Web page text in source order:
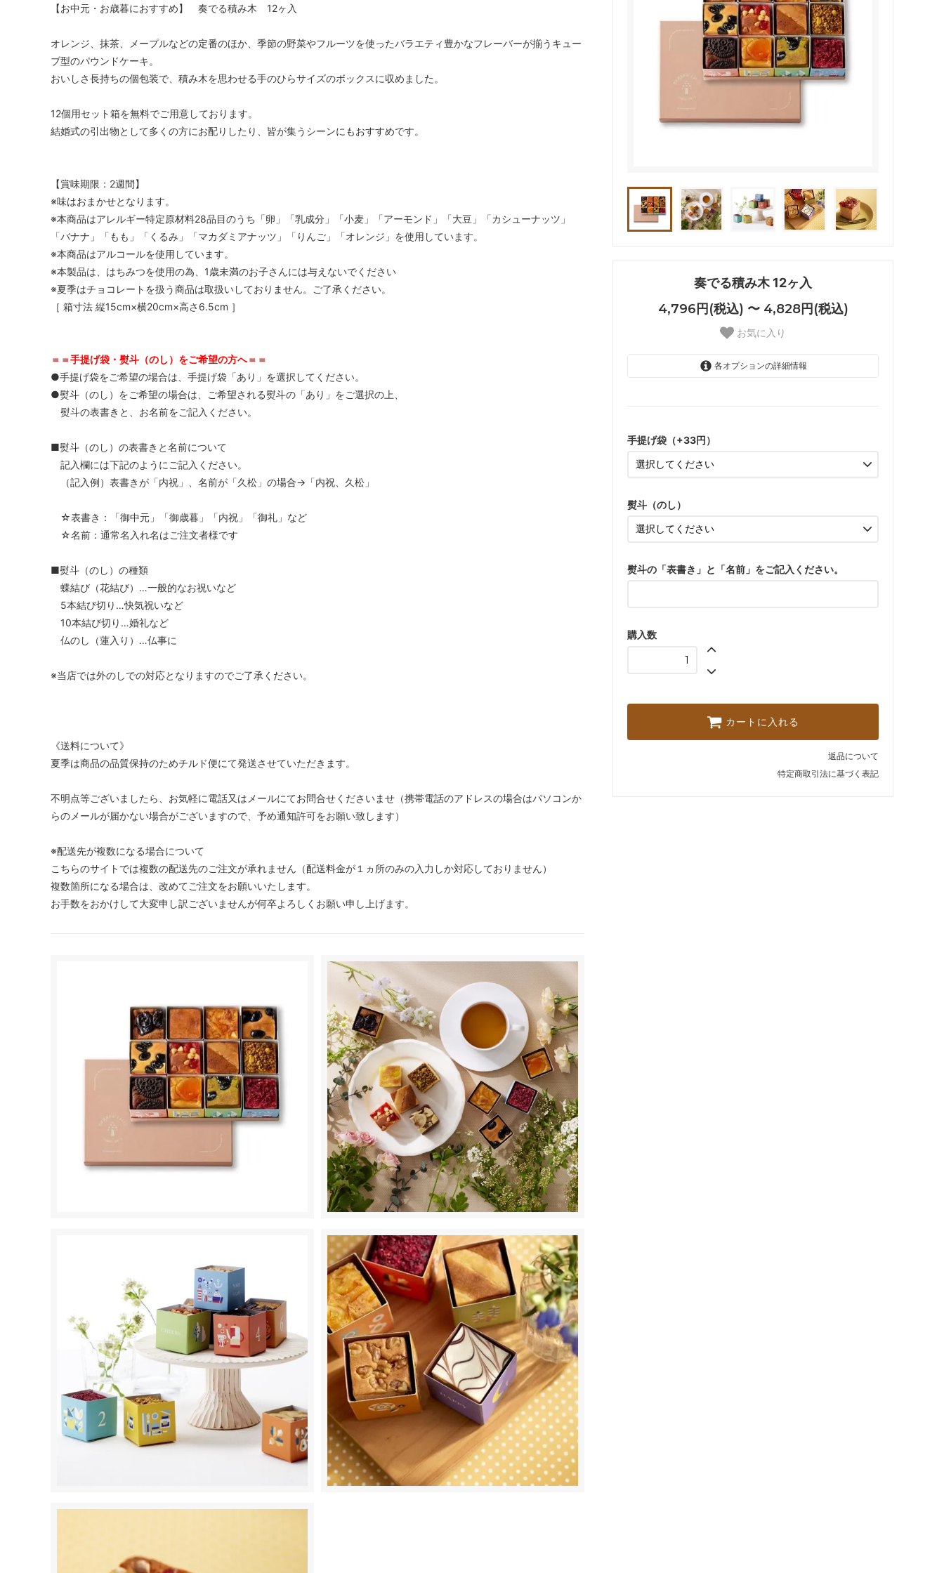
奏でる積み木 12ヶ入
4,796円(税込) 〜 4,828円(税込)
お気に入り
各オプションの詳細情報
なし
手提げ袋（+33円）
熨斗（のし）
熨斗の「表書き」と「名前」をご記入ください。
購入数
カートに入れる
返品について
特定商取引法に基づく表記
【お中元・お歳暮におすすめ】 奏でる積み木 12ヶ入
オレンジ、抹茶、メープルなどの定番のほか、季節の野菜やフルーツを使ったバラエティ豊かなフレーバーが揃うキュー
ブ型のパウンドケーキ。
おいしさ長持ちの個包装で、積み木を思わせる手のひらサイズのボックスに収めました。
12個用セット箱を無料でご用意しております。
結婚式の引出物として多くの方にお配りしたり、皆が集うシーンにもおすすめです。
【賞味期限：2週間】
※味はおまかせとなります。
※本商品はアレルギー特定原材料28品目のうち「卵」「乳成分」「小麦」「アーモンド」「大豆」「カシューナッツ」
「バナナ」「もも」「くるみ」「マカダミアナッツ」「りんご」「オレンジ」を使用しています。
※本商品はアルコールを使用しています。
※本製品は、はちみつを使用の為、1歳未満のお子さんには与えないでください
※夏季はチョコレートを扱う商品は取扱いしておりません。ご了承ください。
［ 箱寸法 縦15cm×横20cm×高さ6.5cm ］
＝＝手提げ袋・熨斗（のし）をご希望の方へ＝＝
●手提げ袋をご希望の場合は、手提げ袋「あり」を選択してください。
●熨斗（のし）をご希望の場合は、ご希望される熨斗の「あり」をご選択の上、
熨斗の表書きと、お名前をご記入ください。
■熨斗（のし）の表書きと名前について
記入欄には下記のようにご記入ください。
（記入例）表書きが「内祝」、名前が「久松」の場合→「内祝、久松」
☆表書き：「御中元」「御歳暮」「内祝」「御礼」など
☆名前：通常名入れ名はご注文者様です
■熨斗（のし）の種類
蝶結び（花結び）…一般的なお祝いなど
5本結び切り…快気祝いなど
10本結び切り…婚礼など
仏のし（蓮入り）…仏事に
※当店では外のしでの対応となりますのでご了承ください。
《送料について》
夏季は商品の品質保持のためチルド便にて発送させていただきます。
不明点等ございましたら、お気軽に電話又はメールにてお問合せくださいませ（携帯電話のアドレスの場合はパソコンか
らのメールが届かない場合がございますので、予め通知許可をお願い致します）
※配送先が複数になる場合について
こちらのサイトでは複数の配送先のご注文が承れません（配送料金が１ヵ所のみの入力しか対応しておりません）
複数箇所になる場合は、改めてご注文をお願いいたします。
お手数をおかけして大変申し訳ございませんが何卒よろしくお願い申し上げます。